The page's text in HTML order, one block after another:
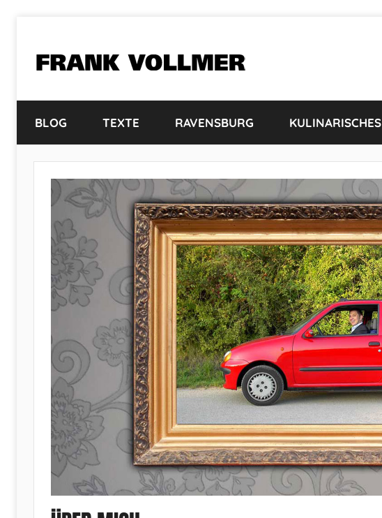
springen
FRANK
VOLLMER
BLOG TEXTE RAVENSBURG KULINARISCHES